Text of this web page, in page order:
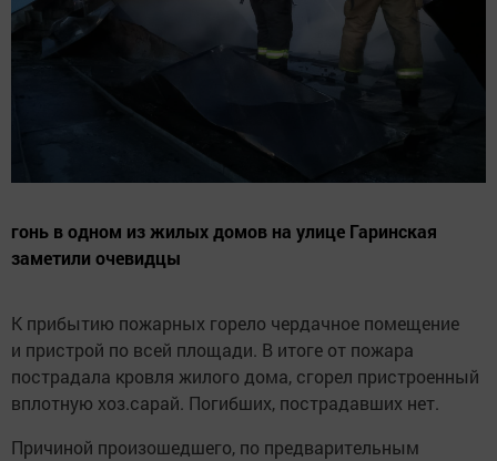
гонь в одном из жилых домов на улице Гаринская
заметили очевидцы
К прибытию пожарных горело чердачное помещение
и пристрой по всей площади. В итоге от пожара
пострадала кровля жилого дома, сгорел пристроенный
вплотную хоз.сарай. Погибших, пострадавших нет.
Причиной произошедшего, по предварительным